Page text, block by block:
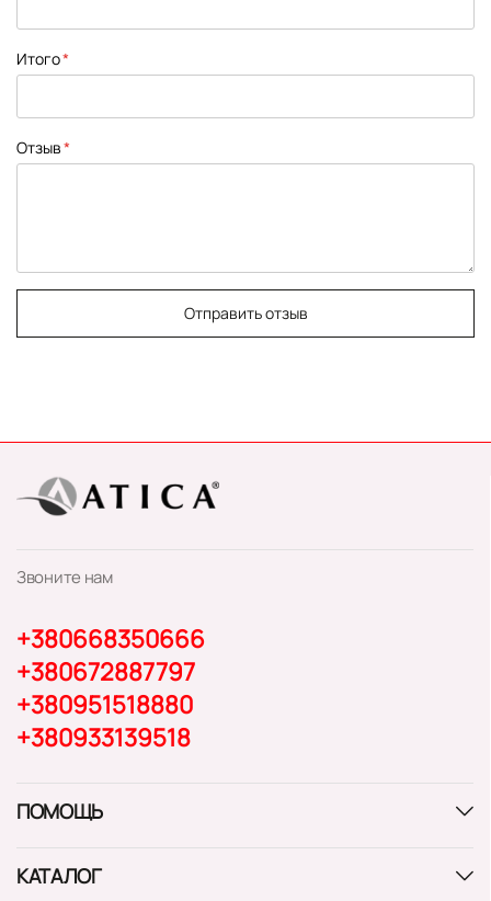
Итого
Отзыв
Отправить отзыв
Звоните нам
+380668350666
+380672887797
+380951518880
+380933139518
ПОМОЩЬ
КАТАЛОГ